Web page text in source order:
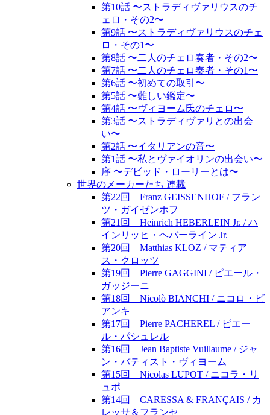
第10話 〜ストラディヴァリウスのチ
ェロ・その2〜
第9話 〜ストラディヴァリウスのチェ
ロ・その1〜
第8話 〜二人のチェロ奏者・その2〜
第7話 〜二人のチェロ奏者・その1〜
第6話 〜初めての取引〜
第5話 〜難しい鑑定〜
第4話 〜ヴィヨーム氏のチェロ〜
第3話 〜ストラディヴァリとの出会
い〜
第2話 〜イタリアンの音〜
第1話 〜私とヴァイオリンの出会い〜
序 〜デビッド・ローリーとは〜
世界のメーカーたち 連載
第22回 Franz GEISSENHOF / フラン
ツ・ガイゼンホフ
第21回 Heinrich HEBERLEIN Jr. / ハ
インリッヒ・ヘバーライン Jr.
第20回 Matthias KLOZ / マティア
ス・クロッツ
第19回 Pierre GAGGINI / ピエール・
ガッジーニ
第18回 Nicolò BIANCHI / ニコロ・ビ
アンキ
第17回 Pierre PACHEREL / ピエー
ル・パシュレル
第16回 Jean Baptiste Vuillaume / ジャ
ン・バティスト・ヴィヨーム
第15回 Nicolas LUPOT / ニコラ・リ
ュポ
第14回 CARESSA & FRANÇAIS / カ
レッサ＆フランセ